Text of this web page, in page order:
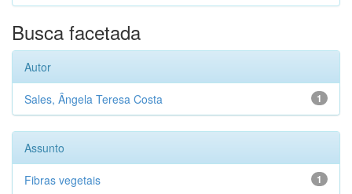
Busca facetada
Autor
1
Sales, Ângela Teresa Costa
Assunto
1
Fibras vegetais